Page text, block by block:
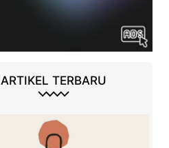
ARTIKEL TERBARU